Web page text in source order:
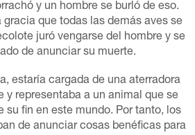
y un hombre se burló de eso.
que todas las demás aves se
juró vengarse del hombre y se
de anunciar su muerte.
estaría cargada de una aterradora
y representaba a un animal que se
su fin en este mundo. Por tanto, los
de anunciar cosas benéficas para